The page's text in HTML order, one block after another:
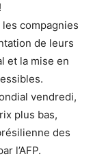
compagnies
de leurs
et la mise en
vendredi,
plus bas,
des
l’AFP.